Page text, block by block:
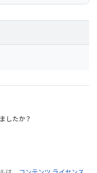
したか？